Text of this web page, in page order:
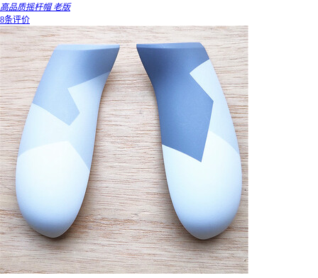
高品质摇杆帽 老版
8条评价